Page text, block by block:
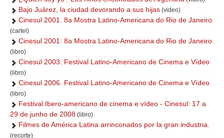
Bajo Juárez, la ciudad devorando a sus hijas (video)
Cinesul 2001. 8a Mostra Latino-Americana do Rio de Janeiro
(cartel)
Cinesul 2001: 8a Mostra Latino-Americana do Rio de Janeiro
(libro)
Cinesul 2003: Festival Latino-Americano de Cinema e Vídeo
(libro)
Cinesul 2006. Festival Latino-Americano de Cinema e Vídeo
(libro)
Festival Ibero-americano de cinema e vídeo - Cinesul: 17 a
29 de junho de 2008 (libro)
Filmes de América Latina arrinconados por la gran industria.
(recorte)